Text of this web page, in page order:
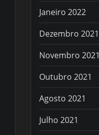
Janeiro 2022
Dezembro 2021
Novembro 2021
Outubro 2021
Agosto 2021
Julho 2021